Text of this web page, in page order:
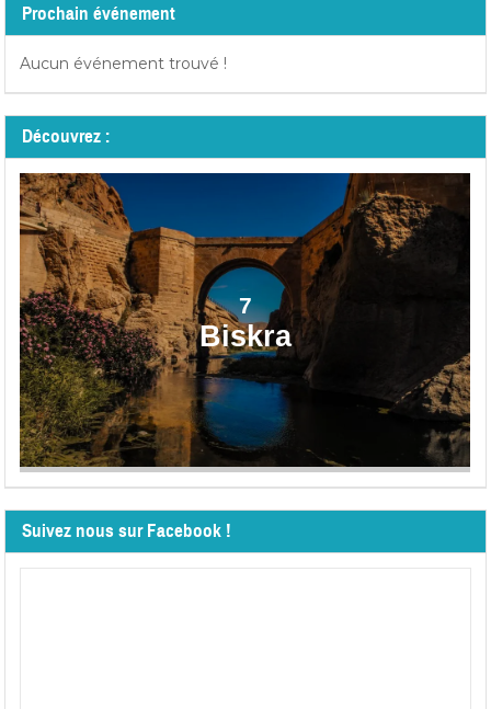
Prochain événement
Aucun événement trouvé !
Découvrez :
7
Biskra
Suivez nous sur Facebook !